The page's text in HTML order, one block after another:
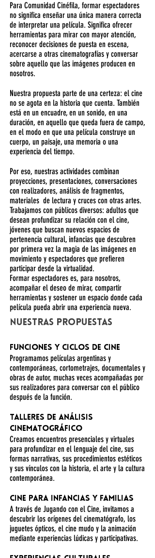
Para Comunidad Cinéfila, formar espectadores
no significa enseñar una única manera correcta
de interpretar una película. Significa ofrecer
herramientas para mirar con mayor atención,
reconocer decisiones de puesta en escena,
acercarse a otras cinematografías y conversar
sobre aquello que las imágenes producen en
nosotros.
Nuestra propuesta parte de una certeza: el cine
no se agota en la historia que cuenta. También
está en un encuadre, en un sonido, en una
duración, en aquello que queda fuera de campo,
en el modo en que una película construye un
cuerpo, un paisaje, una memoria o una
experiencia del tiempo.
Por eso, nuestras actividades combinan
proyecciones, presentaciones, conversaciones
con realizadores, análisis de fragmentos,
materiales de lectura y cruces con otras artes.
Trabajamos con públicos diversos: adultos que
desean profundizar su relación con el cine,
jóvenes que buscan nuevos espacios de
pertenencia cultural, infancias que descubren
por primera vez la magia de las imágenes en
movimiento y espectadores que prefieren
participar desde la virtualidad.
Formar espectadores es, para nosotros,
acompañar el deseo de mirar, compartir
herramientas y sostener un espacio donde cada
película pueda abrir una experiencia nueva.
Nuestras propuestas
Funciones y ciclos de cine
Programamos películas argentinas y
contemporáneas, cortometrajes, documentales y
obras de autor, muchas veces acompañadas por
sus realizadores para conversar con el público
después de la función.
Talleres de análisis
cinematográfico
Creamos encuentros presenciales y virtuales
para profundizar en el lenguaje del cine, sus
formas narrativas, sus procedimientos estéticos
y sus vínculos con la historia, el arte y la cultura
contemporánea.
Cine para infancias y familias
A través de Jugando con el Cine, invitamos a
descubrir los orígenes del cinematógrafo, los
juguetes ópticos, el cine mudo y la animación
mediante experiencias lúdicas y participativas.